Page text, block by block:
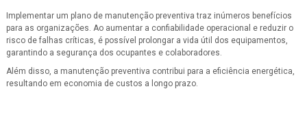
Implementar um plano de manutenção preventiva traz inúmeros benefícios
para as organizações. Ao aumentar a confiabilidade operacional e reduzir o
risco de falhas críticas, é possível prolongar a vida útil dos equipamentos,
garantindo a segurança dos ocupantes e colaboradores.
Além disso, a manutenção preventiva contribui para a eficiência energética,
resultando em economia de custos a longo prazo.